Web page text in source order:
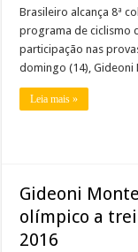
Brasileiro alcança 8ª
programa de ciclismo
participação nas
domingo (14),
Leia mais »
Gideoni
olímpico a
2016